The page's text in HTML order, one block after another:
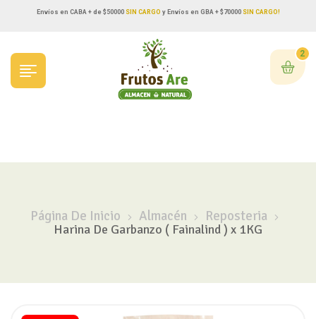
Envíos en CABA + de $50000SIN CARGO y Envíos en GBA + $70000 SIN CARGO!
2
Página De Inicio Almacén Reposteria
Harina De Garbanzo ( Fainalind ) x 1KG